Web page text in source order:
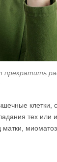
прекратить
клетки,
тех или